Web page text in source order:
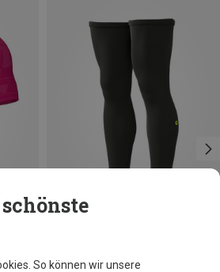
So können wir unsere